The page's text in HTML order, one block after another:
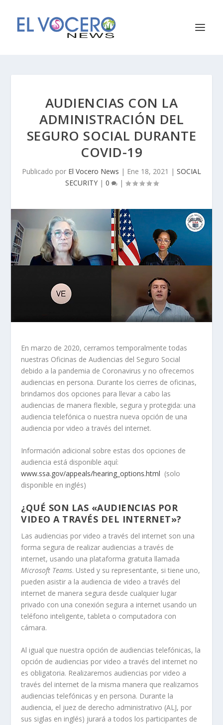
AUDIENCIAS CON LA
ADMINISTRACIÓN DEL
SEGURO SOCIAL DURANTE
COVID-19
Publicado por El Vocero News | Ene 18, 2021 | SOCIAL
SECURITY| 0 |
En marzo de 2020, cerramos temporalmente todas
nuestras Oficinas de Audiencias del Seguro Social
debido a la pandemia de Coronavirus y no ofrecemos
audiencias en persona. Durante los cierres de oficinas,
brindamos dos opciones para llevar a cabo las
audiencias de manera flexible, segura y protegida: una
audiencia telefónica o nuestra nueva opción de una
audiencia por video a través del internet.
Información adicional sobre estas dos opciones de
audiencia está disponible aquí:
www.ssa.gov/appeals/hearing_options.html (solo
disponible en inglés)
¿QUÉ SON LAS «AUDIENCIAS POR
VIDEO A TRAVÉS DEL INTERNET»?
Las audiencias por video a través del internet son una
forma segura de realizar audiencias a través de
internet, usando una plataforma gratuita llamada
Microsoft Teams. Usted y su representante, si tiene uno,
pueden asistir a la audiencia de video a través del
internet de manera segura desde cualquier lugar
privado con una conexión segura a internet usando un
teléfono inteligente, tableta o computadora con
cámara.
Al igual que nuestra opción de audiencias telefónicas, la
opción de audiencias por video a través del internet no
es obligatoria. Realizaremos audiencias por video a
través del internet de la misma manera que realizamos
audiencias telefónicas y en persona. Durante la
audiencia, el juez de derecho administrativo (ALJ, por
sus siglas en inglés) jurará a todos los participantes de